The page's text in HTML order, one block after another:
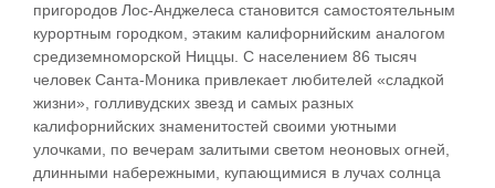
пригородов Лос-Анджелеса становится самостоятельным
курортным городком, этаким калифорнийским аналогом
средиземноморской Ниццы. С населением 86 тысяч
человек Санта-Моника привлекает любителей «сладкой
жизни», голливудских звезд и самых разных
калифорнийских знаменитостей своими уютными
улочками, по вечерам залитыми светом неоновых огней,
длинными набережными, купающимися в лучах солнца